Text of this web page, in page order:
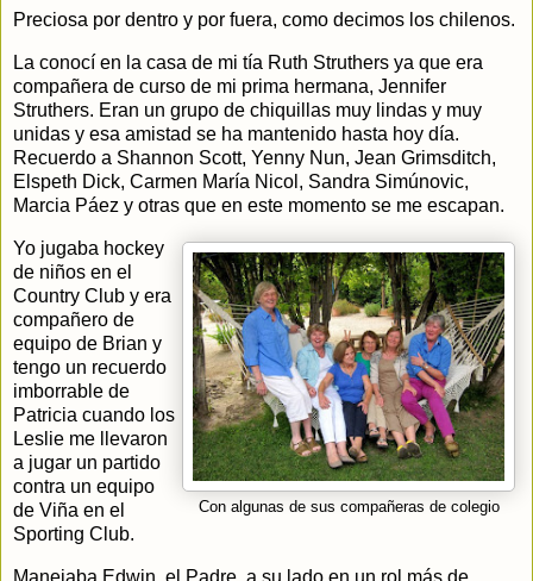
Preciosa por dentro y por fuera, como decimos los chilenos.
La conocí en la casa de mi tía Ruth Struthers ya que era
compañera de curso de mi prima hermana, Jennifer
Struthers. Eran un grupo de chiquillas muy lindas y muy
unidas y esa amistad se ha mantenido hasta hoy día.
Recuerdo a Shannon Scott, Yenny Nun, Jean Grimsditch,
Elspeth Dick, Carmen María Nicol, Sandra Simúnovic,
Marcia Páez y otras que en este momento se me escapan.
Con algunas de sus compañeras de colegio
Yo jugaba hockey
de niños en el
Country Club y era
compañero de
equipo de Brian y
tengo un recuerdo
imborrable de
Patricia cuando los
Leslie me llevaron
a jugar un partido
contra un equipo
de Viña en el
Sporting Club.
Manejaba Edwin, el Padre, a su lado en un rol más de